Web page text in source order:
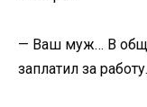
— Ваш муж… В
заплатил за работу.